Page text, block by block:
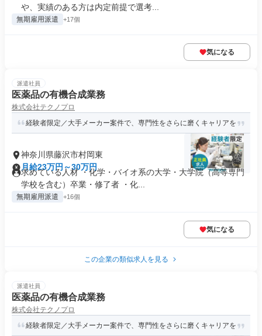
や、実績のある方は内定前提で選考...
無期雇用派遣 +17個
気になる
派遣社員
医薬品の有機合成業務
株式会社テクノプロ
経験者限定／大手メーカー案件で、専門性をさらに磨くキャリアを
神奈川県藤沢市村岡東
月給23万円～30万円
求めている人材 ・化学・バイオ系の大学・大学院（高等専門
学校を含む）卒業・修了者 ・化...
無期雇用派遣 +16個
気になる
この企業の類似求人を見る
派遣社員
医薬品の有機合成業務
株式会社テクノプロ
経験者限定／大手メーカー案件で、専門性をさらに磨くキャリアを